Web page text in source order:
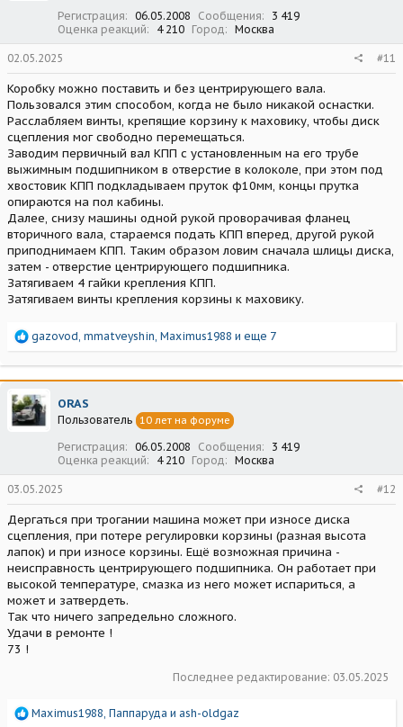
Регистрация 06.05.2008 Сообщения
3 419
Оценка реакций
4 210 Город Москва
02.05.2025 #11
Коробку можно поставить и без центрирующего вала.
Пользовался этим способом, когда не было никакой оснастки.
Расслабляем винты, крепящие корзину к маховику, чтобы диск
сцепления мог свободно перемещаться.
Заводим первичный вал КПП с установленным на его трубе
выжимным подшипником в отверстие в колоколе, при этом под
хвостовик КПП подкладываем пруток ф10мм, концы прутка
опираются на пол кабины.
Далее, снизу машины одной рукой проворачивая фланец
вторичного вала, стараемся подать КПП вперед, другой рукой
приподнимаем КПП. Таким образом ловим сначала шлицы диска,
затем - отверстие центрирующего подшипника.
Затягиваем 4 гайки крепления КПП.
Затягиваем винты крепления корзины к маховику.
Р
а
к
ц
и
и
gazovod, mmatveyshin, Maximus1988 и еще 7
ORAS
Пользователь 10 лет на форуме
Регистрация 06.05.2008 Сообщения
3 419
Оценка реакций
4 210 Город Москва
03.05.2025 #12
Дергаться при трогании машина может при износе диска
сцепления, при потере регулировки корзины (разная высота
лапок) и при износе корзины. Ещё возможная причина -
неисправность центрирующего подшипника. Он работает при
высокой температуре, смазка из него может испариться, а
может и затвердеть.
Так что ничего запредельно сложного.
Удачи в ремонте !
73 !
Последнее редактирование: 03.05.2025
Р
Maximus1988, Паппаруда и ash-oldgaz